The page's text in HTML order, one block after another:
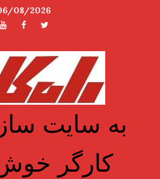
08/2026
توئیتر
به سایت
کارگر